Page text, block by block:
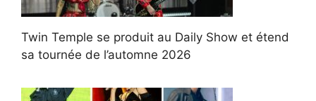
Twin Temple se produit au Daily Show et étend
sa tournée de l’automne 2026